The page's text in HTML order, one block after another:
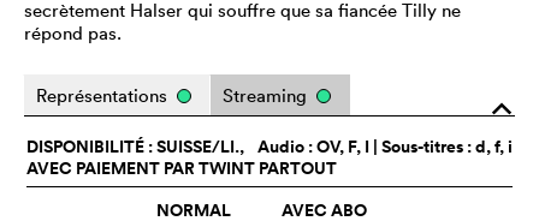
secrètement Halser qui souffre que sa fiancée Tilly ne
répond pas.
o
Représentations Streaming
Audio :OV, F, I | Sous-titres : d, f, i
DISPONIBILITÉ : SUISSE/LI.,
AVEC PAIEMENT PAR TWINT PARTOUT
NORMAL
AVEC ABO